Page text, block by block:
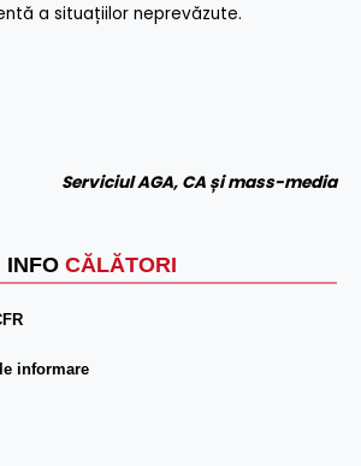
INFO CĂLĂTORI
informare
a situațiilor neprevăzute.
Serviciul AGA, CA și mass-media